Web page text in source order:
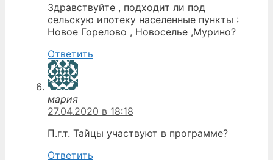
Здравствуйте , подходит ли под
сельскую ипотеку населенные пункты :
Новое Горелово , Новоселье ,Мурино?
Ответить
мария
27.04.2020 в 18:18
П.г.т. Тайцы участвуют в программе?
Ответить